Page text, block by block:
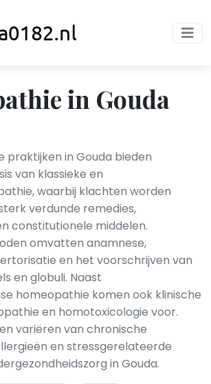
in Gouda
praktijken in Gouda bieden
van klassieke en
waarbij klachten worden
verdunde remedies,
constitutionele middelen.
omvatten anamnese,
en het voorschrijven van
en globuli. Naast
homeopathie komen ook klinische
en homotoxicologie voor.
variëren van chronische
en stressgerelateerde
in Gouda.